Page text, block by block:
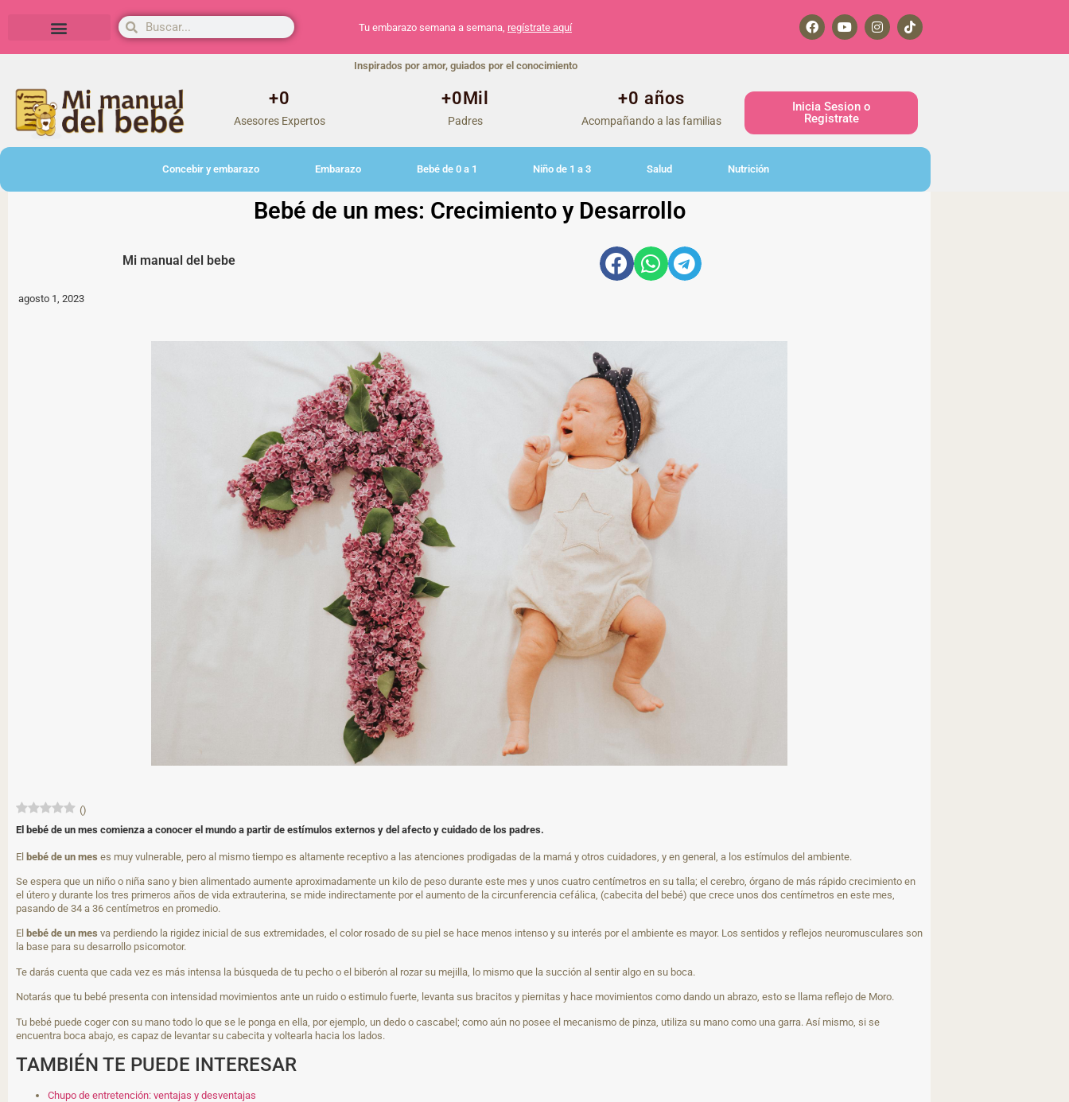
Tu embarazo semana a semana, regístrate aquí
Inspirados por amor, guiados por el conocimiento
Asesores Expertos
+0
Padres
+0Mil
Acompañando a las familias
+0 años
Inicia Sesion o
Registrate
Concebir y embarazo Embarazo Bebé de 0 a 1 Niño de 1 a 3 Salud Nutrición
Bebé de un mes: Crecimiento y Desarrollo
Mi manual del bebe
agosto 1, 2023
()
El bebé de un mes comienza a conocer el mundo a partir de estímulos externos y del afecto y cuidado de los padres.
El bebé de un mes es muy vulnerable, pero al mismo tiempo es altamente receptivo a las atenciones prodigadas de la mamá y otros cuidadores, y en general, a los estímulos del ambiente.
Se espera que un niño o niña sano y bien alimentado aumente aproximadamente un kilo de peso durante este mes y unos cuatro centímetros en su talla; el cerebro, órgano de más rápido crecimiento en
el útero y durante los tres primeros años de vida extrauterina, se mide indirectamente por el aumento de la circunferencia cefálica, (cabecita del bebé) que crece unos dos centímetros en este mes,
pasando de 34 a 36 centímetros en promedio.
El bebé de un mes va perdiendo la rigidez inicial de sus extremidades, el color rosado de su piel se hace menos intenso y su interés por el ambiente es mayor. Los sentidos y reflejos neuromusculares son
la base para su desarrollo psicomotor.
Te darás cuenta que cada vez es más intensa la búsqueda de tu pecho o el biberón al rozar su mejilla, lo mismo que la succión al sentir algo en su boca.
Notarás que tu bebé presenta con intensidad movimientos ante un ruido o estimulo fuerte, levanta sus bracitos y piernitas y hace movimientos como dando un abrazo, esto se llama reflejo de Moro.
Tu bebé puede coger con su mano todo lo que se le ponga en ella, por ejemplo, un dedo o cascabel; como aún no posee el mecanismo de pinza, utiliza su mano como una garra. Así mismo, si se
encuentra boca abajo, es capaz de levantar su cabecita y voltearla hacia los lados.
TAMBIÉN TE PUEDE INTERESAR
Chupo de entretención: ventajas y desventajas